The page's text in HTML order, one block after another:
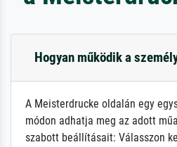
Hogyan működik a
A Meisterdrucke oldalán egy
módon adhatja meg az adott
szabott beállításait: Válasszon